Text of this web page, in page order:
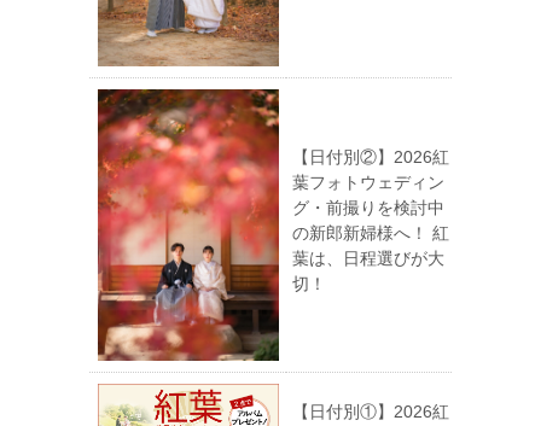
【日付別②】2026紅
葉フォトウェディン
グ・前撮りを検討中
の新郎新婦様へ！ 紅
葉は、日程選びが大
切！
【日付別①】2026紅